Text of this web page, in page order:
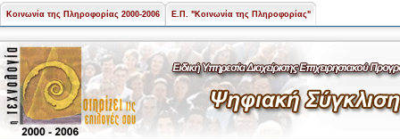
Κοινωνία της Πληροφορίας 2000-2006 Ε.Π. "Κοινωνία της Πληροφορίας"